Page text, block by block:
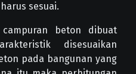
sesuai.
beton dibuat
disesuaikan
pada bangunan yang